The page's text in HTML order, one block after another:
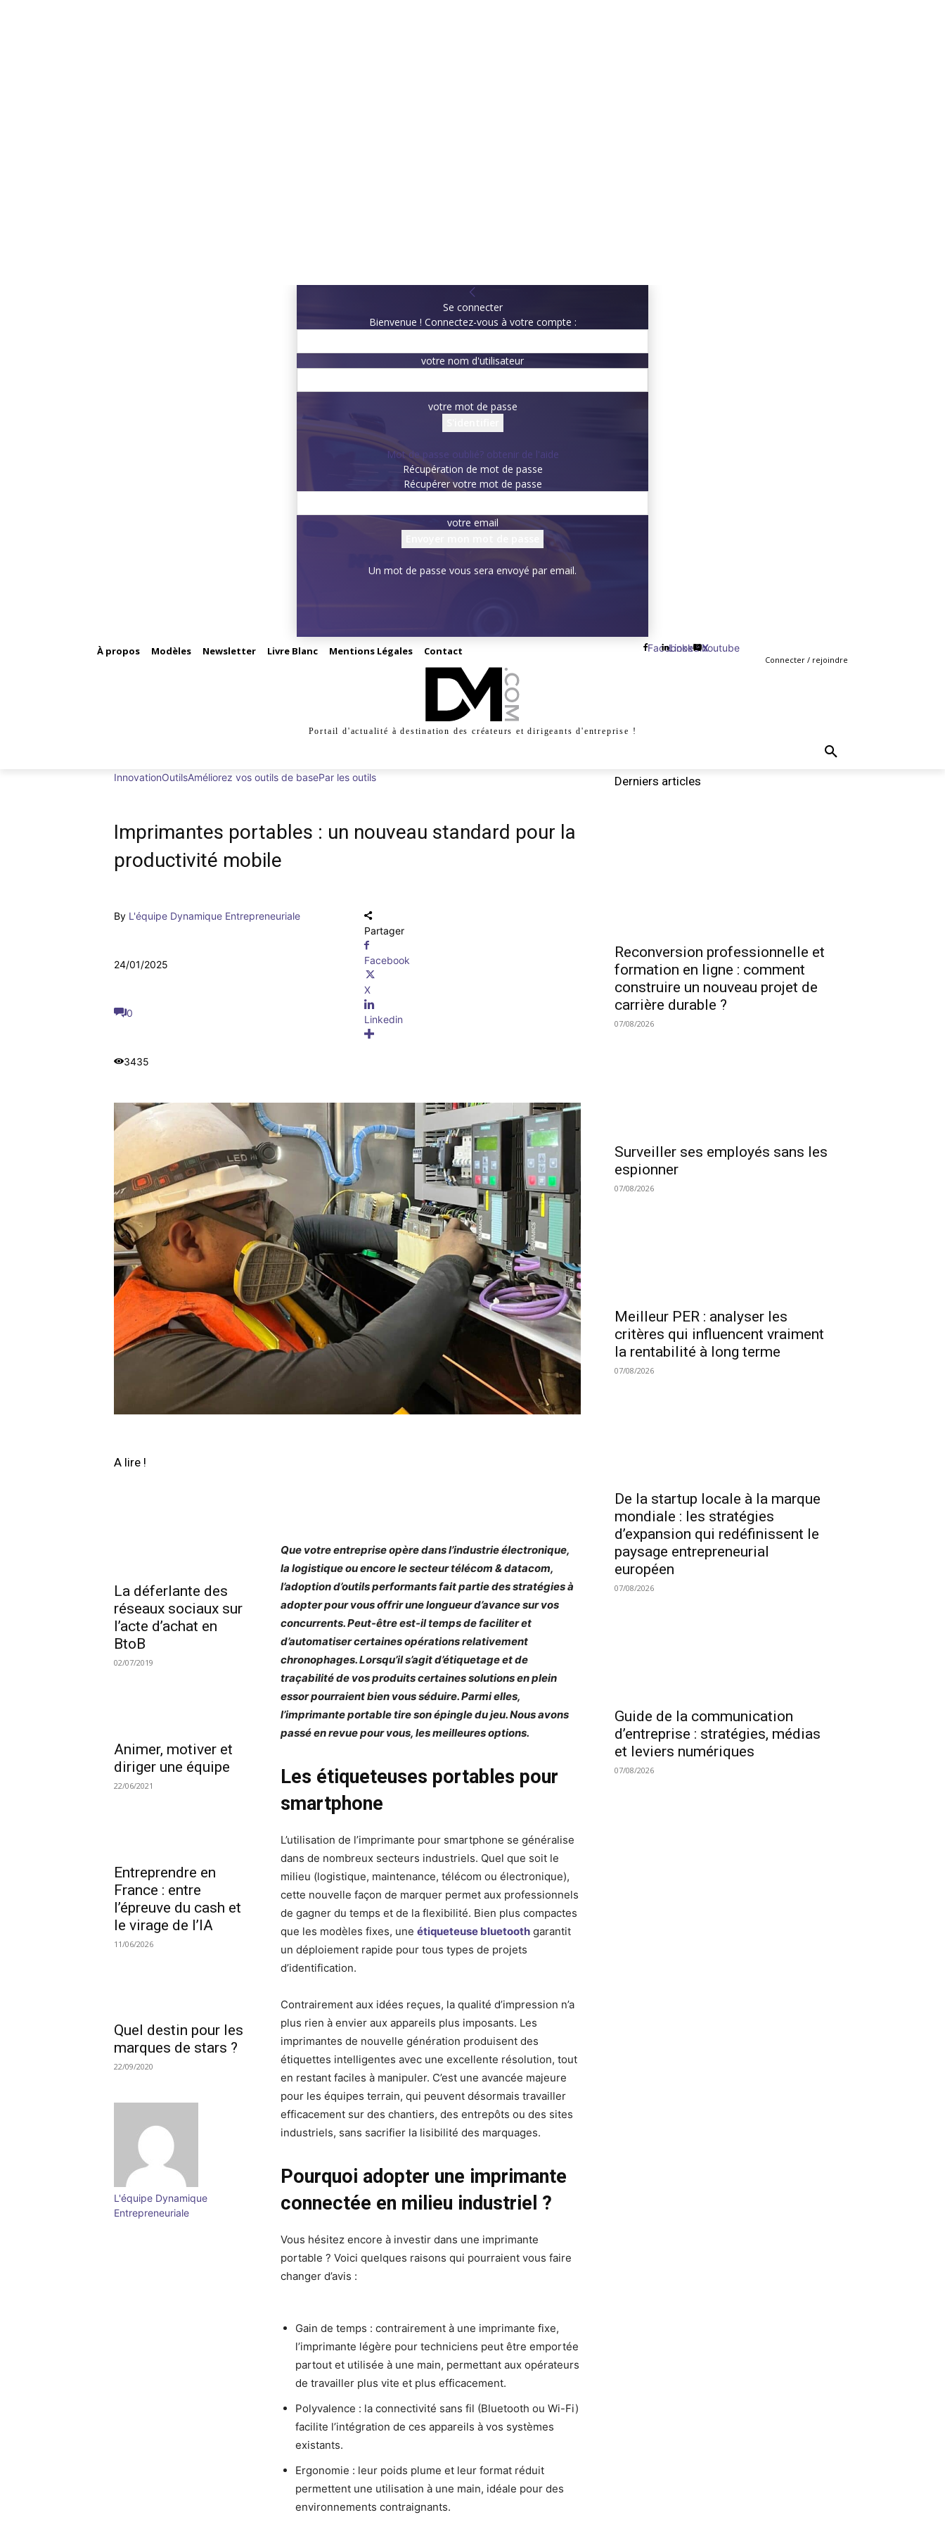
Se connecter
Bienvenue ! Connectez-vous à votre compte :
votre nom d'utilisateur
votre mot de passe
Mot de passe oublié? obtenir de l'aide
Récupération de mot de passe
Récupérer votre mot de passe
votre email
Un mot de passe vous sera envoyé par email.
À propos Modèles Newsletter Livre Blanc Mentions Légales Contact Facebook
Linkedin
X
Youtube
Connecter / rejoindre
Portail d'actualité à destination des créateurs et dirigeants d'entreprise !
InnovationOutilsAméliorez vos outils de basePar les outils
Imprimantes portables : un nouveau standard pour la
productivité mobile
By L'équipe Dynamique Entrepreneuriale
24/01/2025
0
3435
Partager
Facebook
X
Linkedin
A lire !
La déferlante des
réseaux sociaux sur
l’acte d’achat en
BtoB
02/07/2019
Animer, motiver et
diriger une équipe
22/06/2021
Entreprendre en
France : entre
l’épreuve du cash et
le virage de l’IA
11/06/2026
Quel destin pour les
marques de stars ?
22/09/2020
L'équipe Dynamique
Entrepreneuriale
Que votre entreprise opère dans l’industrie électronique,
la logistique ou encore le secteur télécom & datacom,
l’adoption d’outils performants fait partie des stratégies à
adopter pour vous offrir une longueur d’avance sur vos
concurrents. Peut-être est-il temps de faciliter et
d’automatiser certaines opérations relativement
chronophages. Lorsqu’il s’agit d’étiquetage et de
traçabilité de vos produits certaines solutions en plein
essor pourraient bien vous séduire. Parmi elles,
l’imprimante portable tire son épingle du jeu. Nous avons
passé en revue pour vous, les meilleures options.
Les étiqueteuses portables pour
smartphone
L’utilisation de l’imprimante pour smartphone se généralise
dans de nombreux secteurs industriels. Quel que soit le
milieu (logistique, maintenance, télécom ou électronique),
cette nouvelle façon de marquer permet aux professionnels
de gagner du temps et de la flexibilité. Bien plus compactes
que les modèles fixes, uneétiqueteuse bluetooth garantit
un déploiement rapide pour tous types de projets
d’identification.
Contrairement aux idées reçues, la qualité d’impression n’a
plus rien à envier aux appareils plus imposants. Les
imprimantes de nouvelle génération produisent des
étiquettes intelligentes avec une excellente résolution, tout
en restant faciles à manipuler. C’est une avancée majeure
pour les équipes terrain, qui peuvent désormais travailler
efficacement sur des chantiers, des entrepôts ou des sites
industriels, sans sacrifier la lisibilité des marquages.
Pourquoi adopter une imprimante
connectée en milieu industriel ?
Vous hésitez encore à investir dans une imprimante
portable ? Voici quelques raisons qui pourraient vous faire
changer d’avis :
Gain de temps : contrairement à une imprimante fixe,
l’imprimante légère pour techniciens peut être emportée
partout et utilisée à une main, permettant aux opérateurs
de travailler plus vite et plus efficacement.
Polyvalence : la connectivité sans fil (Bluetooth ou Wi-Fi)
facilite l’intégration de ces appareils à vos systèmes
existants.
Ergonomie : leur poids plume et leur format réduit
permettent une utilisation à une main, idéale pour des
environnements contraignants.
Derniers articles
Reconversion professionnelle et
formation en ligne : comment
construire un nouveau projet de
carrière durable ?
07/08/2026
Surveiller ses employés sans les
espionner
07/08/2026
Meilleur PER : analyser les
critères qui influencent vraiment
la rentabilité à long terme
07/08/2026
De la startup locale à la marque
mondiale : les stratégies
d’expansion qui redéfinissent le
paysage entrepreneurial
européen
07/08/2026
Guide de la communication
d’entreprise : stratégies, médias
et leviers numériques
07/08/2026